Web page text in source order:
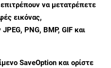
να μετατρέπετε
εικόνας,
PNG, BMP, GIF και
SaveOption και ορίστε